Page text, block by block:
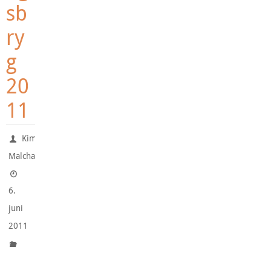
sb
ry
g
20
11
Kim
Malchau
6.
juni
2011